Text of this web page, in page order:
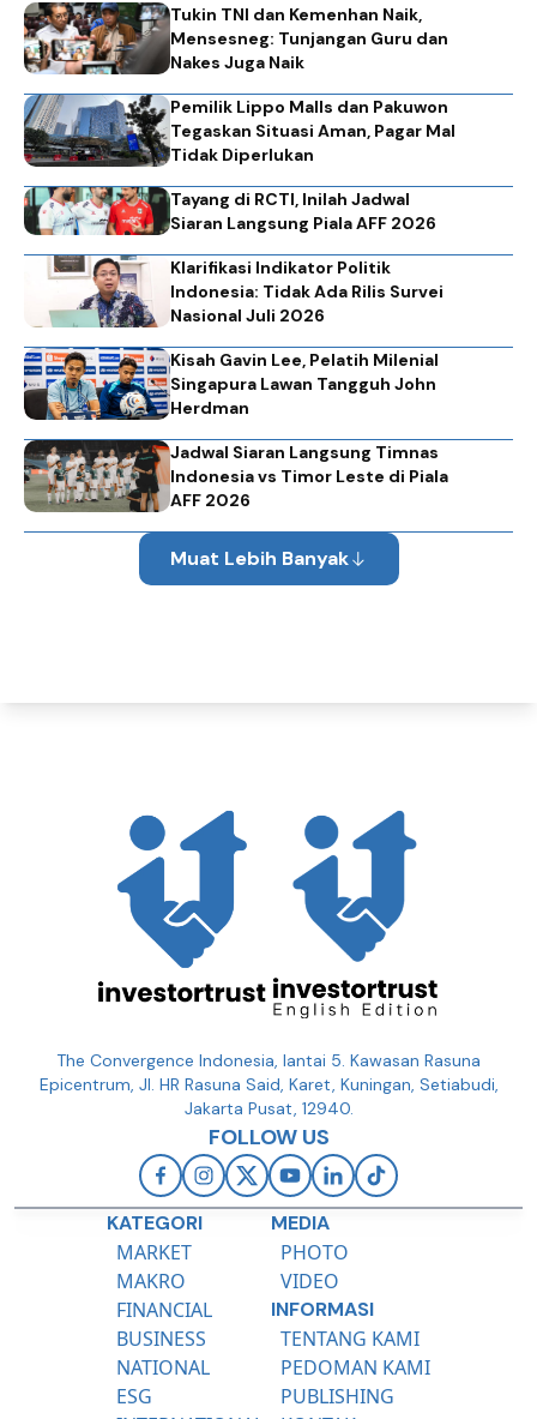
Tukin TNI dan Kemenhan Naik,
Mensesneg: Tunjangan Guru dan
Nakes Juga Naik
Pemilik Lippo Malls dan Pakuwon
Tegaskan Situasi Aman, Pagar Mal
Tidak Diperlukan
Tayang di RCTI, Inilah Jadwal
Siaran Langsung Piala AFF 2026
Klarifikasi Indikator Politik
Indonesia: Tidak Ada Rilis Survei
Nasional Juli 2026
Kisah Gavin Lee, Pelatih Milenial
Singapura Lawan Tangguh John
Herdman
Jadwal Siaran Langsung Timnas
Indonesia vs Timor Leste di Piala
AFF 2026
Muat Lebih Banyak
The Convergence Indonesia, lantai 5. Kawasan Rasuna
Epicentrum, Jl. HR Rasuna Said, Karet, Kuningan, Setiabudi,
Jakarta Pusat, 12940.
FOLLOW US
KATEGORI
MARKET
MAKRO
FINANCIAL
BUSINESS
NATIONAL
ESG
MEDIA
PHOTO
VIDEO
INFORMASI
TENTANG KAMI
PEDOMAN KAMI
PUBLISHING